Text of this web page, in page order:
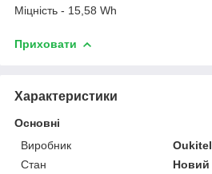
Міцність - 15,58 Wh
Приховати
Характеристики
Основні
Виробник
Oukitel
Стан
Новий